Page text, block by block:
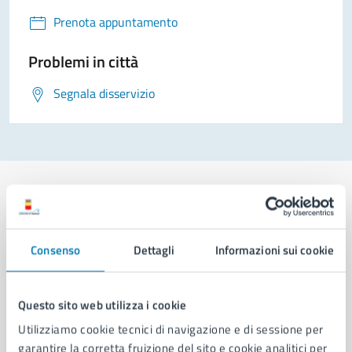
Consenso Dettagli Informazioni sui cookie
Questo sito web utilizza i cookie
Utilizziamo cookie tecnici di navigazione e di sessione per
garantire la corretta fruizione del sito e cookie analitici per
Prenota appuntamento
Problemi in città
Segnala disservizio
Comune di Napoli
Organi di governo